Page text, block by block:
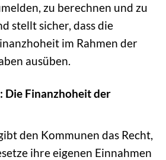
zu berechnen und zu
stellt sicher, dass die
im Rahmen der
ausüben.
Die Finanzhoheit der
den Kommunen das Recht,
ihre eigenen Einnahmen